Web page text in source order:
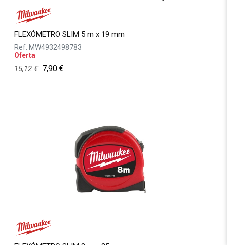
FLEXÓMETRO SLIM 5 m x 19 mm
Ref. MW4932498783
Oferta
15,12€ 7,90€